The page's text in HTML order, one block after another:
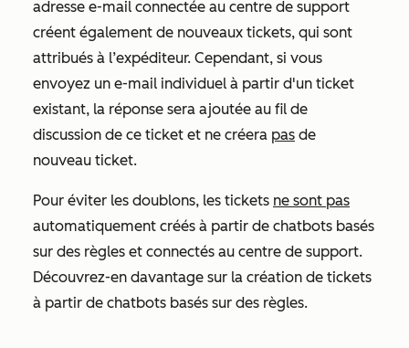
adresse e-mail connectée au centre de support
créent également de nouveaux tickets, qui sont
attribués à l’expéditeur. Cependant, si vous
envoyez un e-mail individuel à partir d'un ticket
existant, la réponse sera ajoutée au fil de
discussion de ce ticket et ne créera pas de
nouveau ticket.
Pour éviter les doublons, les tickets ne sont pas
automatiquement créés à partir de chatbots basés
sur des règles et connectés au centre de support.
Découvrez-en davantage sur la création de tickets
à partir de chatbots basés sur des règles.